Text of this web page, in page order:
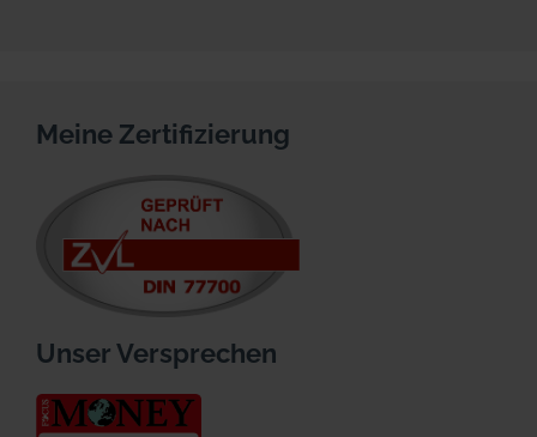
Meine Zertifizierung
Unser Versprechen